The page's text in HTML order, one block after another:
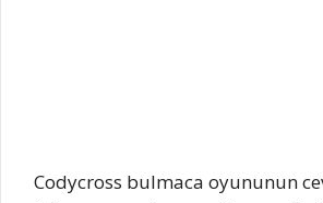
Codycross bulmaca oyununun